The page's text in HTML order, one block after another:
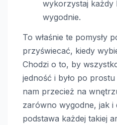
wykorzystaj każdy
wygodnie.
To właśnie te pomysły
przyświecać, kiedy
Chodzi o to, by
jedność i było po
nam przecież na
zarówno wygodne, jak i
podstawa każdej takiej